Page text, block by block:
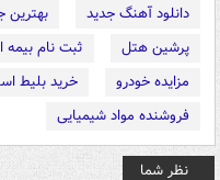
دانلود آهنگ جدید
بهترین
پرشین هتل
ثبت نام بیمه
مزایده خودرو
خرید بلیط
فروشنده مواد شیمیایی
نظر شما